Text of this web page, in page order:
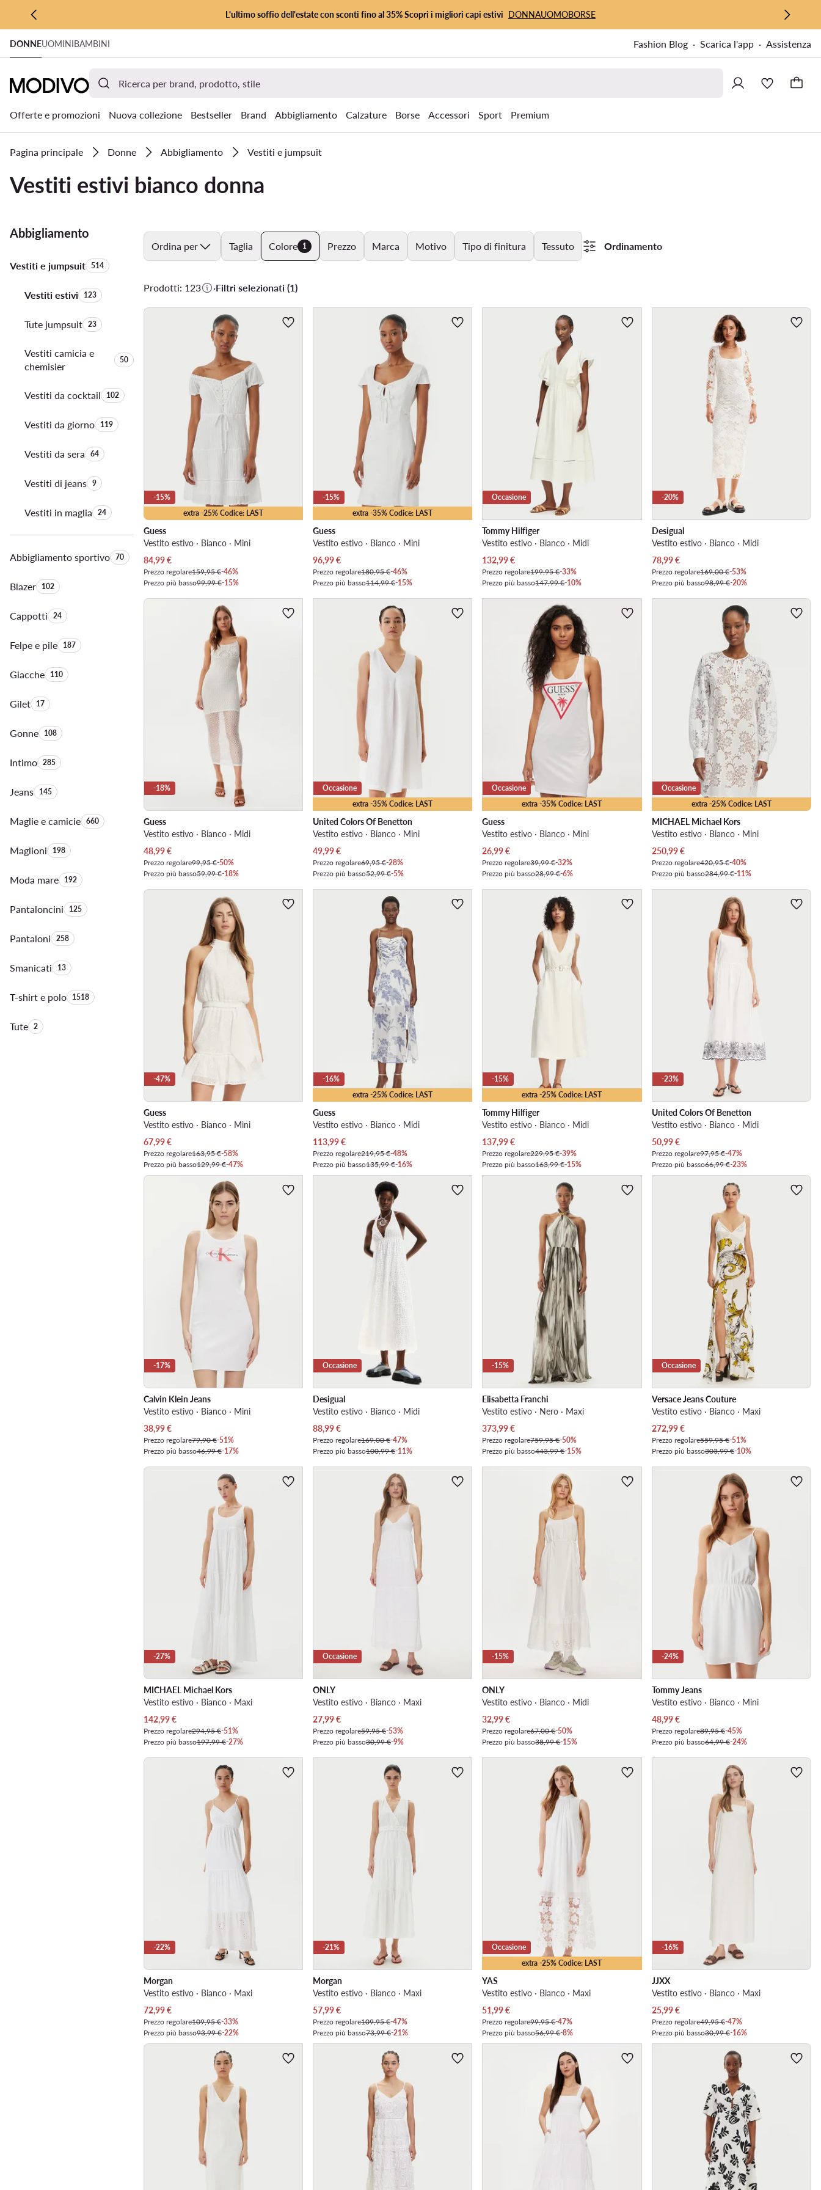
VAI AL CONTENUTO PRINCIPALE
VAI ALLA RICERCA
L'ultimo soffio dell'estate con sconti fino al 35% Scopri i migliori capi estivi DONNAUOMOBORSE
DONNEUOMINIBAMBINI Fashion Blog Scarica l'app Assistenza
Offerte e promozioni Nuova collezione Bestseller Brand Abbigliamento Calzature Borse Accessori Sport Premium
Pagina principale Donne Abbigliamento Vestiti e jumpsuit
Vestiti estivi bianco donna
Abbigliamento
Vestiti e jumpsuitQuantità di prodotti:
514
Vestiti estiviQuantità di prodotti:
123
Tute jumpsuitQuantità di prodotti:
23
Vestiti camicia e
chemisier
Quantità di prodotti:
50
Vestiti da cocktailQuantità di prodotti:
102
Vestiti da giornoQuantità di prodotti:
119
Vestiti da seraQuantità di prodotti:
64
Vestiti di jeansQuantità di prodotti:
9
Vestiti in magliaQuantità di prodotti:
24
Abbigliamento sportivoQuantità di prodotti:
70
BlazerQuantità di prodotti:
102
CappottiQuantità di prodotti:
24
Felpe e pileQuantità di prodotti:
187
GiaccheQuantità di prodotti:
110
GiletQuantità di prodotti:
17
GonneQuantità di prodotti:
108
IntimoQuantità di prodotti:
285
JeansQuantità di prodotti:
145
Maglie e camicieQuantità di prodotti:
660
MaglioniQuantità di prodotti:
198
Moda mareQuantità di prodotti:
192
PantalonciniQuantità di prodotti:
125
PantaloniQuantità di prodotti:
258
SmanicatiQuantità di prodotti:
13
T-shirt e poloQuantità di prodotti:
1518
TuteQuantità di prodotti:
2
Ordina per Taglia Colore 1 Prezzo Marca Motivo Tipo di finitura Tessuto Ordinamento
Prodotti: 123 ·Filtri selezionati (1)
extra -25% Codice: LAST
-15%
Guess
Vestito estivo · Bianco · Mini
Prezzo attuale
84,99€
Prezzo regolare159,95 €-46%
Prezzo più basso99,99 €-15%
extra -35% Codice: LAST
-15%
Guess
Vestito estivo · Bianco · Mini
Prezzo attuale
96,99€
Prezzo regolare180,95 €-46%
Prezzo più basso114,99 €-15%
Occasione
Tommy Hilfiger
Vestito estivo · Bianco · Midi
Prezzo attuale
132,99€
Prezzo regolare199,95 €-33%
Prezzo più basso147,99 €-10%
-20%
Desigual
Vestito estivo · Bianco · Midi
Prezzo attuale
78,99€
Prezzo regolare169,00 €-53%
Prezzo più basso98,99 €-20%
-18%
Guess
Vestito estivo · Bianco · Midi
Prezzo attuale
48,99€
Prezzo regolare99,95 €-50%
Prezzo più basso59,99 €-18%
extra -35% Codice: LAST
Occasione
United Colors Of Benetton
Vestito estivo · Bianco · Mini
Prezzo attuale
49,99€
Prezzo regolare69,95 €-28%
Prezzo più basso52,99 €-5%
extra -35% Codice: LAST
Occasione
Guess
Vestito estivo · Bianco · Mini
Prezzo attuale
26,99€
Prezzo regolare39,99 €-32%
Prezzo più basso28,99 €-6%
extra -25% Codice: LAST
Occasione
MICHAEL Michael Kors
Vestito estivo · Bianco · Mini
Prezzo attuale
250,99€
Prezzo regolare420,95 €-40%
Prezzo più basso284,99 €-11%
-47%
Guess
Vestito estivo · Bianco · Mini
Prezzo attuale
67,99€
Prezzo regolare163,95 €-58%
Prezzo più basso129,99 €-47%
extra -25% Codice: LAST
-16%
Guess
Vestito estivo · Bianco · Midi
Prezzo attuale
113,99€
Prezzo regolare219,95 €-48%
Prezzo più basso135,99 €-16%
extra -25% Codice: LAST
-15%
Tommy Hilfiger
Vestito estivo · Bianco · Midi
Prezzo attuale
137,99€
Prezzo regolare229,95 €-39%
Prezzo più basso163,99 €-15%
-23%
United Colors Of Benetton
Vestito estivo · Bianco · Midi
Prezzo attuale
50,99€
Prezzo regolare97,95 €-47%
Prezzo più basso66,99 €-23%
-17%
Calvin Klein Jeans
Vestito estivo · Bianco · Mini
Prezzo attuale
38,99€
Prezzo regolare79,90 €-51%
Prezzo più basso46,99 €-17%
Occasione
Desigual
Vestito estivo · Bianco · Midi
Prezzo attuale
88,99€
Prezzo regolare169,00 €-47%
Prezzo più basso100,99 €-11%
-15%
Elisabetta Franchi
Vestito estivo · Nero · Maxi
Prezzo attuale
373,99€
Prezzo regolare759,95 €-50%
Prezzo più basso443,99 €-15%
Occasione
Versace Jeans Couture
Vestito estivo · Bianco · Maxi
Prezzo attuale
272,99€
Prezzo regolare559,95 €-51%
Prezzo più basso303,99 €-10%
-27%
MICHAEL Michael Kors
Vestito estivo · Bianco · Maxi
Prezzo attuale
142,99€
Prezzo regolare294,95 €-51%
Prezzo più basso197,99 €-27%
Occasione
ONLY
Vestito estivo · Bianco · Maxi
Prezzo attuale
27,99€
Prezzo regolare59,95 €-53%
Prezzo più basso30,99 €-9%
-15%
ONLY
Vestito estivo · Bianco · Midi
Prezzo attuale
32,99€
Prezzo regolare67,00 €-50%
Prezzo più basso38,99 €-15%
-24%
Tommy Jeans
Vestito estivo · Bianco · Mini
Prezzo attuale
48,99€
Prezzo regolare89,95 €-45%
Prezzo più basso64,99 €-24%
-22%
Morgan
Vestito estivo · Bianco · Maxi
Prezzo attuale
72,99€
Prezzo regolare109,95 €-33%
Prezzo più basso93,99 €-22%
-21%
Morgan
Vestito estivo · Bianco · Maxi
Prezzo attuale
57,99€
Prezzo regolare109,95 €-47%
Prezzo più basso73,99 €-21%
extra -25% Codice: LAST
Occasione
YAS
Vestito estivo · Bianco · Maxi
Prezzo attuale
51,99€
Prezzo regolare99,95 €-47%
Prezzo più basso56,99 €-8%
-16%
JJXX
Vestito estivo · Bianco · Maxi
Prezzo attuale
25,99€
Prezzo regolare49,95 €-47%
Prezzo più basso30,99 €-16%